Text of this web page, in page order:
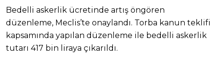
Bedelli askerlik ücretinde artış öngören
düzenleme, Meclis’te onaylandı. Torba kanun teklifi
kapsamında yapılan düzenleme ile bedelli askerlik
tutarı 417 bin liraya çıkarıldı.